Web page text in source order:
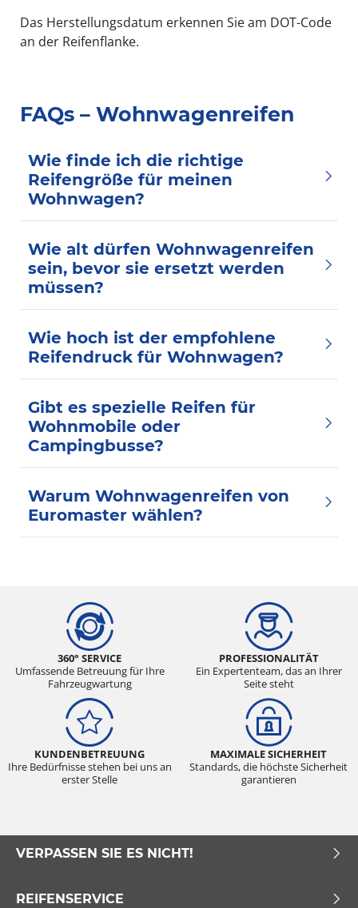
Das Herstellungsdatum erkennen Sie am DOT-Code
an der Reifenflanke.
FAQs – Wohnwagenreifen
Wie finde ich die richtige
Reifengröße für meinen
Wohnwagen?
Wie alt dürfen Wohnwagenreifen
sein, bevor sie ersetzt werden
müssen?
Wie hoch ist der empfohlene
Reifendruck für Wohnwagen?
Gibt es spezielle Reifen für
Wohnmobile oder
Campingbusse?
Warum Wohnwagenreifen von
Euromaster wählen?
360° SERVICE
Umfassende Betreuung für Ihre
Fahrzeugwartung
PROFESSIONALITÄT
Ein Expertenteam, das an Ihrer
Seite steht
KUNDENBETREUUNG
Ihre Bedürfnisse stehen bei uns an
erster Stelle
MAXIMALE SICHERHEIT
Standards, die höchste Sicherheit
garantieren
VERPASSEN SIE ES NICHT!
REIFENSERVICE